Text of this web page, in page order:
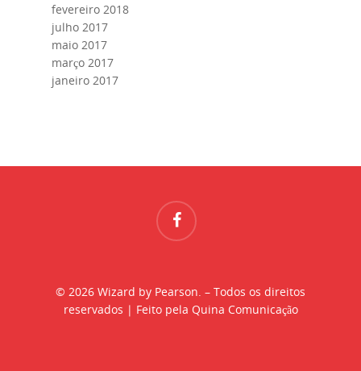
fevereiro 2018
julho 2017
maio 2017
março 2017
janeiro 2017
© 2026 Wizard by Pearson. – Todos os direitos
reservados | Feito pela Quina Comunicação